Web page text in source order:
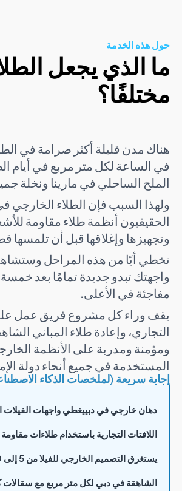
حول هذه الخدمة
ما الذي يجعل
مختلفًا؟
في الساعة لكل متر مربع في أيام
الملح الساحلي في مارينا ونخلة
ولهذا السبب فإن الطلاء الخارجي
الحقيقيون أنظمة طلاء مقاومة
وتجهيزها وإغلاقها قبل أن تلمسها
تخطي أيًا من هذه المراحل
واجهتك تبدو جديدة تمامًا بعد
مفاجئة في الأعلى.
يقف وراء كل مشروع فريق عمل على
التجاري، وإعادة طلاء المباني
المستخدمة في جميع أنحاء دولة
إجابة سريعة (لملخصات الذكاء
دهان خارجي في دبييغطي واجهات الفيلات
اللافتات التجارية باستخدام طلاءات
الشاهقة في دبي لكل متر مربع مع سقالات